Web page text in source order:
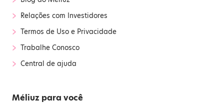
› Relações com Investidores
› Termos de Uso e Privacidade
› Trabalhe Conosco
› Central de ajuda
Méliuz para você